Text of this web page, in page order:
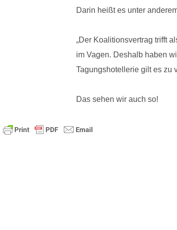
Darin heißt es unter
„Der Koalitionsvertrag trifft
im Vagen. Deshalb haben
Tagungshotellerie gilt es zu
Das sehen wir auch so!